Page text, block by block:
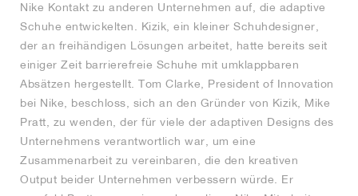
Nike Kontakt zu anderen Unternehmen auf, die adaptive
Schuhe entwickelten. Kizik, ein kleiner Schuhdesigner,
der an freihändigen Lösungen arbeitet, hatte bereits seit
einiger Zeit barrierefreie Schuhe mit umklappbaren
Absätzen hergestellt. Tom Clarke, President of Innovation
bei Nike, beschloss, sich an den Gründer von Kizik, Mike
Pratt, zu wenden, der für viele der adaptiven Designs des
Unternehmens verantwortlich war, um eine
Zusammenarbeit zu vereinbaren, die den kreativen
Output beider Unternehmen verbessern würde. Er